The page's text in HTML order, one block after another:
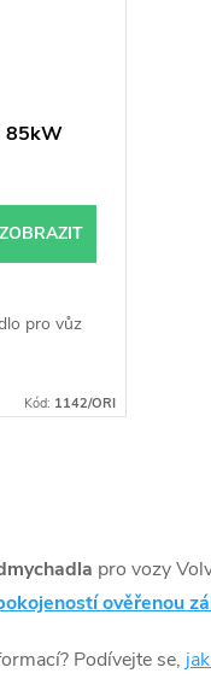
85kW
ZOBRAZIT
pro vůz
Kód: 1142/ORI
pro vozy
ověřenou
Podívejte se,